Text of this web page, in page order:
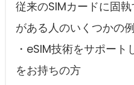
従来のSIMカードに固
がある人のいくつかの
・eSIM技術をサポー
をお持ちの方